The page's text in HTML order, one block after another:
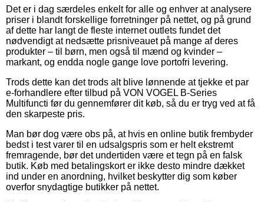
Det er i dag særdeles enkelt for alle og enhver at analysere
priser i blandt forskellige forretninger på nettet, og på grund
af dette har langt de fleste internet outlets fundet det
nødvendigt at nedsætte prisniveauet på mange af deres
produkter – til børn, men også til mænd og kvinder –
markant, og endda nogle gange love portofri levering.
Trods dette kan det trods alt blive lønnende at tjekke et par
e-forhandlere efter tilbud på VON VOGEL B-Series
Multifuncti før du gennemfører dit køb, så du er tryg ved at få
den skarpeste pris.
Man bør dog være obs på, at hvis en online butik frembyder
bedst i test varer til en udsalgspris som er helt ekstremt
fremragende, bør det undertiden være et tegn på en falsk
butik. Køb med betalingskort er ikke desto mindre dækket
ind under en anordning, hvilket beskytter dig som køber
overfor snydagtige butikker på nettet.